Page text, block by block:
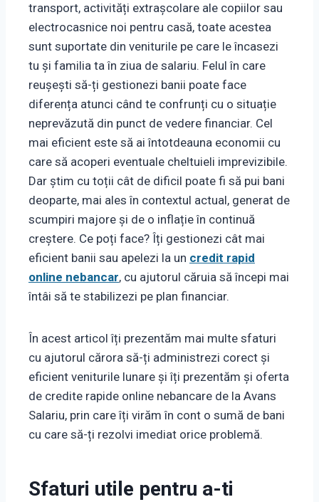
transport, activități extrașcolare ale copiilor sau
electrocasnice noi pentru casă, toate acestea
sunt suportate din veniturile pe care le încasezi
tu și familia ta în ziua de salariu. Felul în care
reușești să-ți gestionezi banii poate face
diferența atunci când te confrunți cu o situație
neprevăzută din punct de vedere financiar. Cel
mai eficient este să ai întotdeauna economii cu
care să acoperi eventuale cheltuieli imprevizibile.
Dar știm cu toții cât de dificil poate fi să pui bani
deoparte, mai ales în contextul actual, generat de
scumpiri majore și de o inflație în continuă
creștere. Ce poți face? Îți gestionezi cât mai
eficient banii sau apelezi la un credit rapid
online nebancar, cu ajutorul căruia să începi mai
întâi să te stabilizezi pe plan financiar.
În acest articol îți prezentăm mai multe sfaturi
cu ajutorul cărora să-ți administrezi corect și
eficient veniturile lunare și îți prezentăm și oferta
de credite rapide online nebancare de la Avans
Salariu, prin care îți virăm în cont o sumă de bani
cu care să-ți rezolvi imediat orice problemă.
Sfaturi utile pentru a-ti